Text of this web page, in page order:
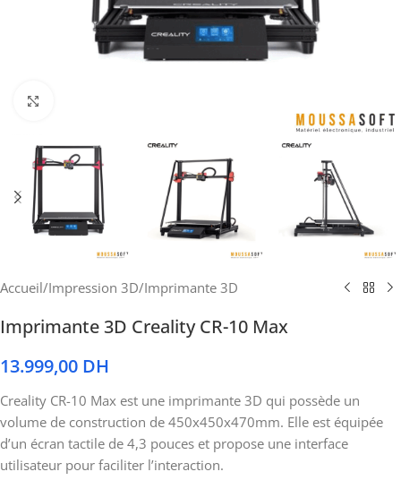
Accueil/Impression 3D/Imprimante 3D
Imprimante 3D Creality CR-10 Max
13.999,00 DH
Creality CR-10 Max est une imprimante 3D qui possède un
volume de construction de 450x450x470mm. Elle est équipée
d’un écran tactile de 4,3 pouces et propose une interface
utilisateur pour faciliter l’interaction.